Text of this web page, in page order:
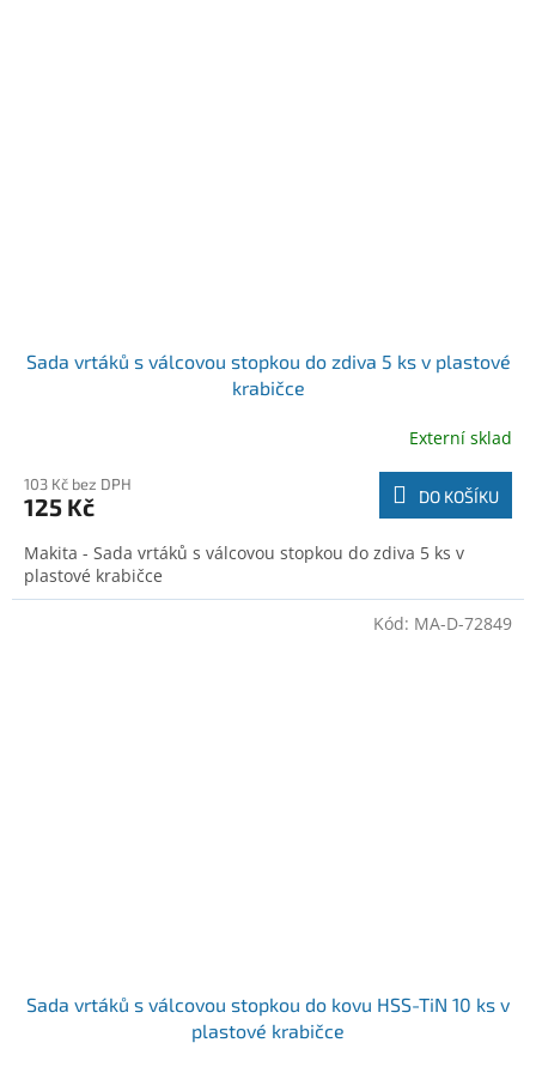
Sada vrtáků s válcovou stopkou do zdiva 5 ks v plastové
krabičce
Externí sklad
103 Kč bez DPH
125 Kč DO KOŠÍKU
Makita - Sada vrtáků s válcovou stopkou do zdiva 5 ks v
plastové krabičce
Sada vrtáků s válcovou stopkou do kovu HSS-TiN 10 ks v
plastové krabičce
Kód: MA-D-72849